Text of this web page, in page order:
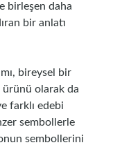
birleşen daha
bir anlatı
bireysel bir
ürünü olarak da
farklı edebi
sembollerle
sembollerini